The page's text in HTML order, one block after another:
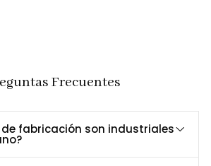
en tela Ankara, disponible en
Frecuentes
de fabricación son industriales